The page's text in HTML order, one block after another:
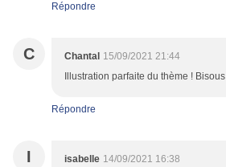
Répondre
C Chantal 15/09/2021 21:44
Illustration parfaite du thème ! Bisous
Répondre
I isabelle 14/09/2021 16:38